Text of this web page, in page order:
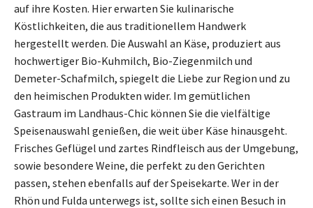
auf ihre Kosten. Hier erwarten Sie kulinarische
Köstlichkeiten, die aus traditionellem Handwerk
hergestellt werden. Die Auswahl an Käse, produziert aus
hochwertiger Bio-Kuhmilch, Bio-Ziegenmilch und
Demeter-Schafmilch, spiegelt die Liebe zur Region und zu
den heimischen Produkten wider. Im gemütlichen
Gastraum im Landhaus-Chic können Sie die vielfältige
Speisenauswahl genießen, die weit über Käse hinausgeht.
Frisches Geflügel und zartes Rindfleisch aus der Umgebung,
sowie besondere Weine, die perfekt zu den Gerichten
passen, stehen ebenfalls auf der Speisekarte. Wer in der
Rhön und Fulda unterwegs ist, sollte sich einen Besuch in